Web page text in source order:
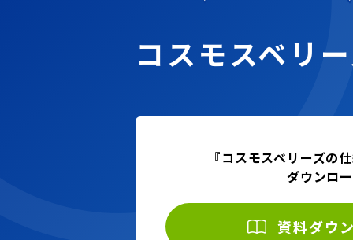
コスモスベリ
『コスモスベリーズの
ダウンロ
資料ダウ